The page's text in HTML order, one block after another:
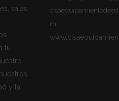
salas
tu
y la
m